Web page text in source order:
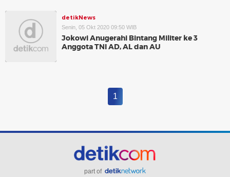
detikNews
Senin, 05 Okt 2020 09:50 WIB
Jokowi Anugerahi Bintang Militer ke 3
Anggota TNI AD, AL dan AU
1
part of